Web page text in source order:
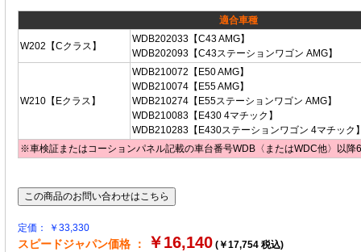
適合車種
W202【Cクラス】
WDB202033【C43 AMG】
WDB202093【C43ステーションワゴン AMG】
W210【Eクラス】
WDB210072【E50 AMG】
WDB210074【E55 AMG】
WDB210274【E55ステーションワゴン AMG】
WDB210083【E430 4マチック】
WDB210283【E430ステーションワゴン 4マチック
※車検証またはコーションパネル記載の車台番号WDB〈またはWDC他〉以降
定価： ￥33,330
スピードジャパン価格 ： ￥16,140 (￥17,754 税込)